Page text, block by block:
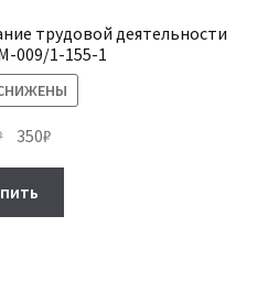
трудовой деятельности
009/1-155-1
Первоначальная
составляла
750₽.
350₽